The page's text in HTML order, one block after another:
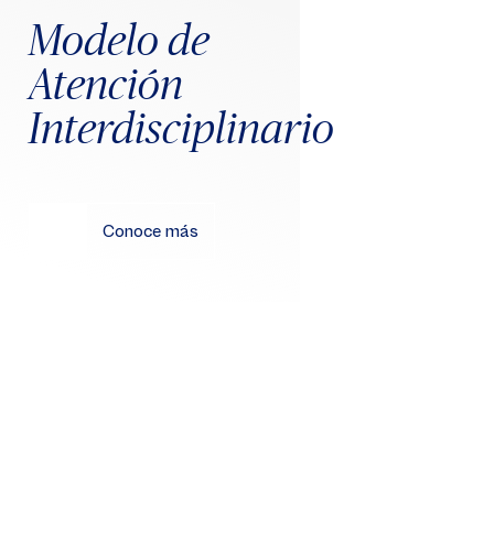
Modelo de
Atención
Interdisciplinario
Conoce más